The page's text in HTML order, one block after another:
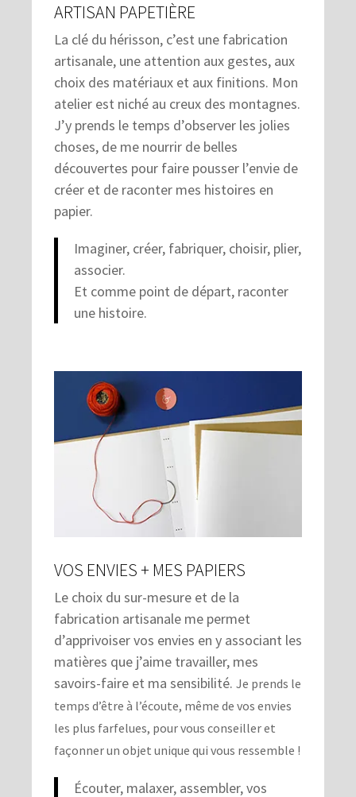
ARTISAN PAPETIÈRE
La clé du hérisson, c’est une fabrication
artisanale, une attention aux gestes, aux
choix des matériaux et aux finitions. Mon
atelier est niché au creux des montagnes.
J’y prends le temps d’observer les jolies
choses, de me nourrir de belles
découvertes pour faire pousser l’envie de
créer et de raconter mes histoires en
papier.
Imaginer, créer, fabriquer, choisir, plier,
associer.
Et comme point de départ, raconter
une histoire.
VOS ENVIES + MES PAPIERS
Le choix du sur-mesure et de la
fabrication artisanale me permet
d’apprivoiser vos envies en y associant les
matières que j’aime travailler, mes
savoirs-faire et ma sensibilité. Je prends le
temps d’être à l’écoute, même de vos envies
les plus farfelues, pour vous conseiller et
façonner un objet unique qui vous ressemble !
Écouter, malaxer, assembler, vos